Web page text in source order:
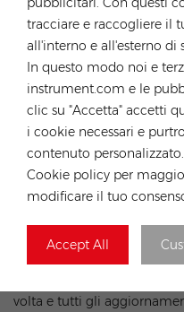
tracciare e raccogliere il
all'interno e all'esterno di
In questo modo noi e
instrument.com e le
clic su "Accetta" accetti
i cookie necessari e
contenuto
Cookie policy per
modificare il tuo
Accept All
pagina web.
Sebbene utilizziamo la
informazioni sensibili
informazioni anche offline.
delle informazioni per
esempio, fatturazione o
informazioni di
in cui memorizziamo le
personale sono conservati
Aggiornamenti
volta e tutti gli